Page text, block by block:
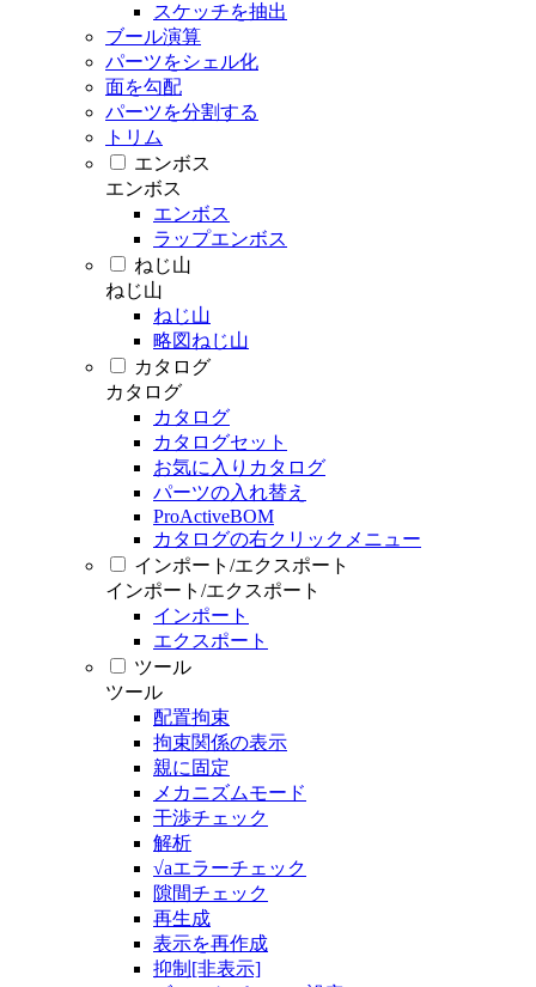
スケッチを抽出
ブール演算
パーツをシェル化
面を勾配
パーツを分割する
トリム
エンボス
エンボス
エンボス
ラップエンボス
ねじ山
ねじ山
ねじ山
略図ねじ山
カタログ
カタログ
カタログ
カタログセット
お気に入りカタログ
パーツの入れ替え
ProActiveBOM
カタログの右クリックメニュー
インポート/エクスポート
インポート/エクスポート
インポート
エクスポート
ツール
ツール
配置拘束
拘束関係の表示
親に固定
メカニズムモード
干渉チェック
解析
√aエラーチェック
隙間チェック
再生成
表示を再作成
抑制[非表示]